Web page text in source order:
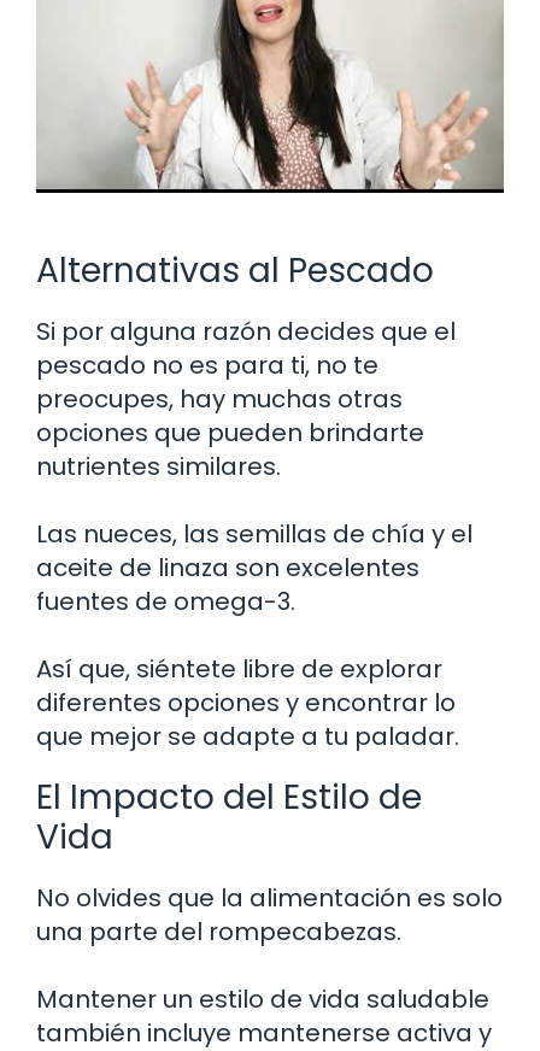
Alternativas al Pescado
Si por alguna razón decides que el
pescado no es para ti, no te
preocupes, hay muchas otras
opciones que pueden brindarte
nutrientes similares.
Las nueces, las semillas de chía y el
aceite de linaza son excelentes
fuentes de omega-3.
Así que, siéntete libre de explorar
diferentes opciones y encontrar lo
que mejor se adapte a tu paladar.
El Impacto del Estilo de
Vida
No olvides que la alimentación es solo
una parte del rompecabezas.
Mantener un estilo de vida saludable
también incluye mantenerse activa y